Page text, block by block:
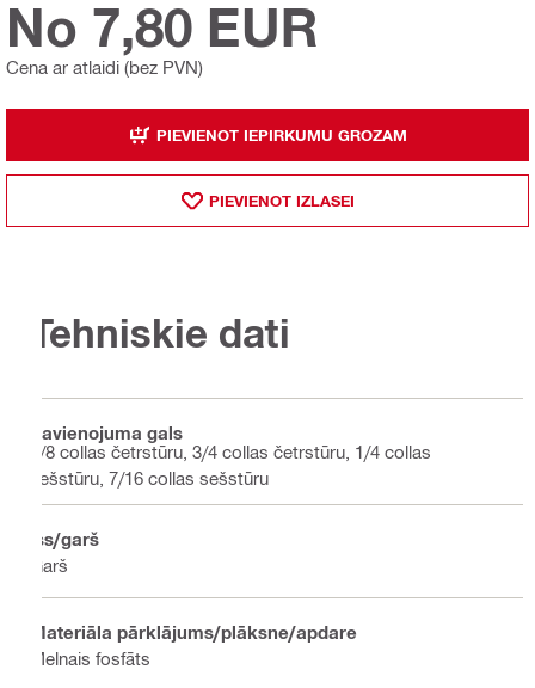
Cena ar atlaidi (bez PVN)
No 7,80 EUR
PIEVIENOT IEPIRKUMU GROZAM
PIEVIENOT IZLASEI
Tehniskie dati
Savienojuma gals
3/8 collas četrstūru, 3/4 collas četrstūru, 1/4 collas
sešstūru, 7/16 collas sešstūru
Īss/garš
Garš
Materiāla pārklājums/plāksne/apdare
Melnais fosfāts